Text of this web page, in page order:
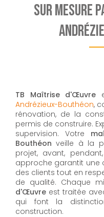
sur mesure
TB Maîtrise d'Œuvre
Andrézieux-Bouthéon,
rénovation, de la
permis de construire.
supervision. Votre
Bouthéon veille à la
projet, avant,
approche garantit une
des clients tout en
de qualité. Chaque
d'Œuvre est traitée
qui font la
construction.